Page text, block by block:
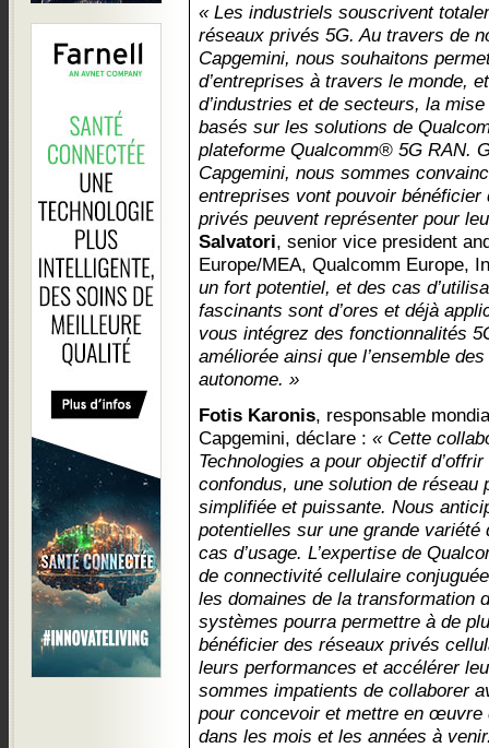
« Les industriels souscrivent
réseaux privés 5G. Au travers de
Capgemini, nous souhaitons
d’entreprises à travers le monde,
d’industries et de secteurs, la
basés sur les solutions de
plateforme Qualcomm® 5G RAN.
Capgemini, nous sommes
entreprises vont pouvoir
privés peuvent représenter pour
Salvatori, senior vice president
Europe/MEA, Qualcomm Europe,
un fort potentiel, et des cas
fascinants sont d’ores et déjà
vous intégrez des fonctionnalités
améliorée ainsi que l’ensemble
autonome. »
Fotis Karonis, responsable
Capgemini, déclare : « Cette
Technologies a pour objectif
confondus, une solution de réseau
simplifiée et puissante. Nous
potentielles sur une grande
cas d’usage. L’expertise de
de connectivité cellulaire
les domaines de la transformation
systèmes pourra permettre à de
bénéficier des réseaux privés
leurs performances et accélérer
sommes impatients de collaborer
pour concevoir et mettre en œuvre
dans les mois et les années à